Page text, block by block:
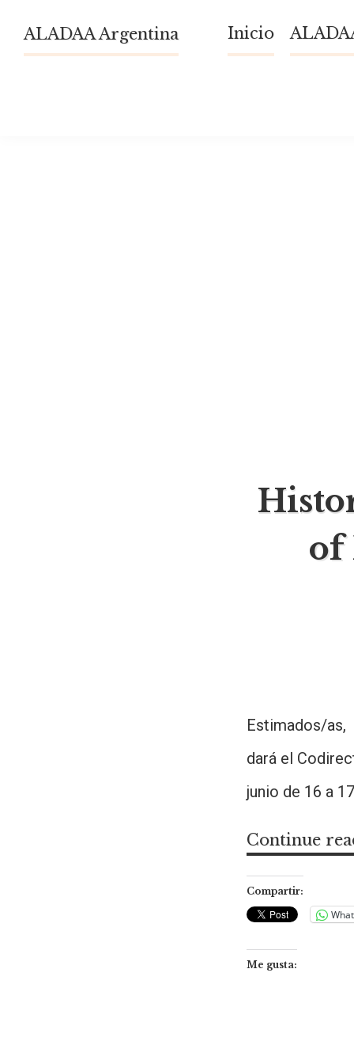
content
ALADAA Argentina Inicio
of
Estimados/
dará el
junio de 16 a
Continue
Compartir:
Me gusta: